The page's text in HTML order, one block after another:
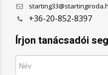
+36-20-852-8397
Írjon tanácsadói